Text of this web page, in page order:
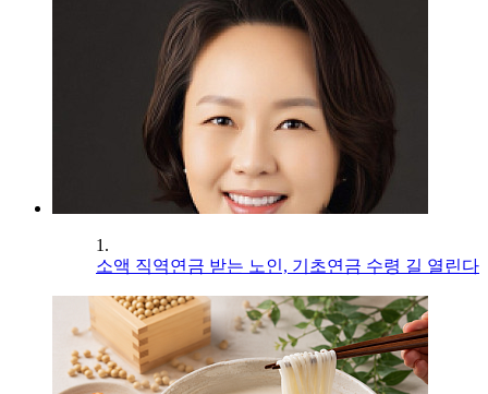
1.
소액 직역연금 받는 노인, 기초연금 수령 길 열린다